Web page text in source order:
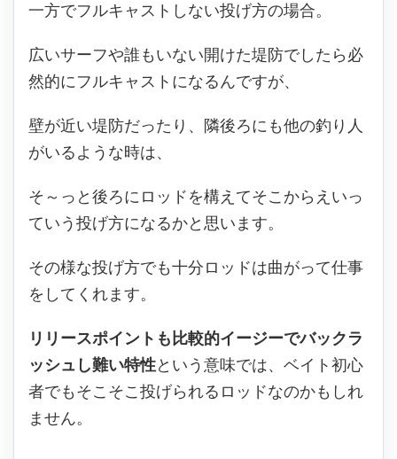
一方でフルキャストしない投げ方の場合。
広いサーフや誰もいない開けた堤防でしたら必
然的にフルキャストになるんですが、
壁が近い堤防だったり、隣後ろにも他の釣り人
がいるような時は、
そ～っと後ろにロッドを構えてそこからえいっ
ていう投げ方になるかと思います。
その様な投げ方でも十分ロッドは曲がって仕事
をしてくれます。
リリースポイントも比較的イージーでバックラ
ッシュし難い特性という意味では、ベイト初心
者でもそこそこ投げられるロッドなのかもしれ
ません。